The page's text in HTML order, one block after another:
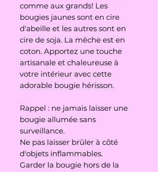
comme aux grands! Les
bougies jaunes sont en cire
d'abeille et les autres sont en
cire de soja. La mèche est en
coton. Apportez une touche
artisanale et chaleureuse à
votre intérieur avec cette
adorable bougie hérisson.
Rappel : ne jamais laisser une
bougie allumée sans
surveillance.
Ne pas laisser brûler à côté
d'objets inflammables.
Garder la bougie hors de la